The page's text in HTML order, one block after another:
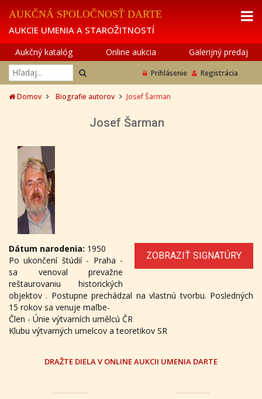
AUKČNÁ SPOLOČNOSŤ DARTE
AUKCIE UMENIA A STAROŽITNOSTÍ
Aukčný katalóg Online aukcia Galerijný predaj
Prihlásenie Registrácia
Domov Biografie autorov Josef Šarman
Josef Šarman
ZOBRAZIŤ SIGNATÚRY
Dátum narodenia: 1950
Po ukončení štúdií - Praha -
sa venoval prevažne
reštaurovaniu historických
objektov . Postupne prechádzal na vlastnú tvorbu. Posledných
15 rokov sa venuje maľbe-
Člen - Únie výtvarních umělcú ČR
Klubu výtvarných umelcov a teoretikov SR
DRAŽTE DIELA V ONLINE AUKCII UMENIA DARTE